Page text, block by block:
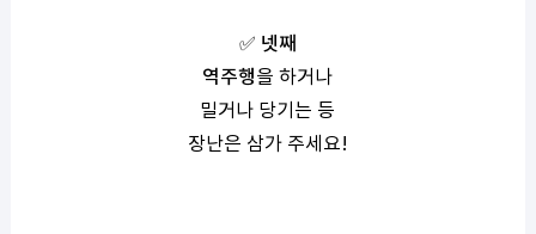
✅ 넷째
역주행을 하거나
밀거나 당기는 등
장난은 삼가 주세요!